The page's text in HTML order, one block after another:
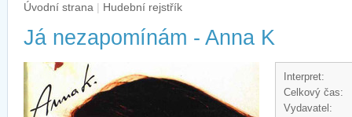
Úvodní strana | Hudební rejstřík
Já nezapomínám - Anna K
Interpret:
Celkový čas:
Vydavatel: